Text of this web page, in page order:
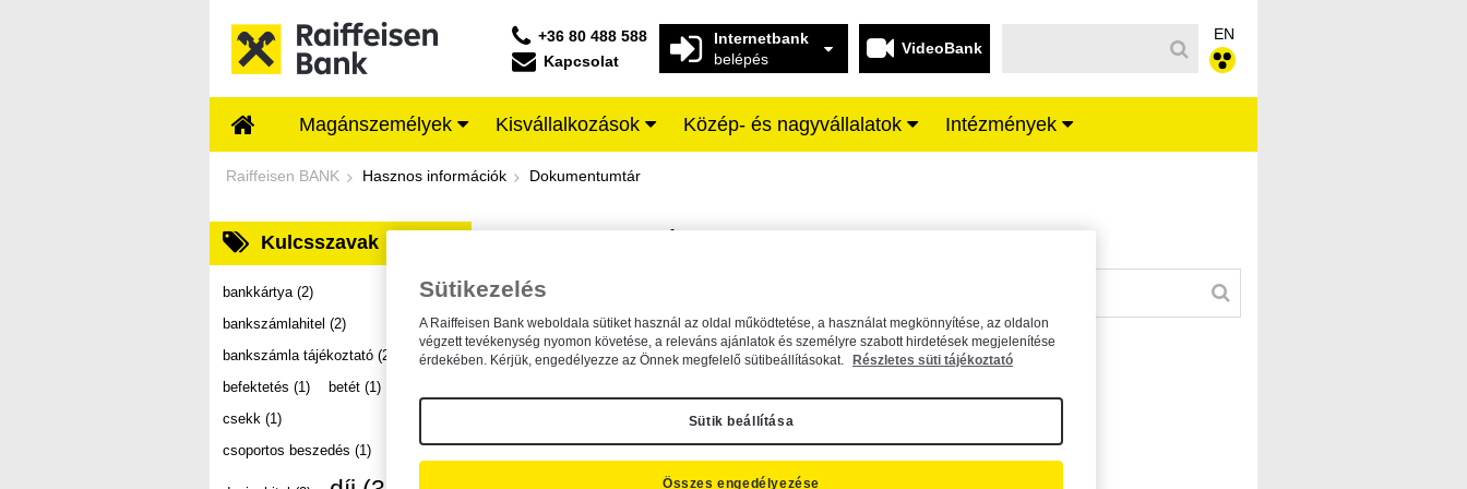
+36 80 488 588
Kapcsolat
Internetbank
belépés
VideoBank
EN
Magánszemélyek Kisvállalkozások Közép- és nagyvállalatok Intézmények
Dokumentumtár - Raiffeisen BANK
Raiffeisen BANK Hasznos információk Dokumentumtár
Kulcsszavak
bankkártya (2)
bankszámlahitel (2)
bankszámla tájékoztató (2)
befektetés (1) betét (1)
csekk (1)
csoportos beszedés (1)
A dokumentum kereséséhez kérjük, írja be a keresőszót a mezőbe.
Sütikezelés
A Raiffeisen Bank weboldala sütiket használ az oldal működtetése, a használat megkönnyítése, az oldalon
végzett tevékenység nyomon követése, a releváns ajánlatok és személyre szabott hirdetések megjelenítése
érdekében. Kérjük, engedélyezze az Önnek megfelelő sütibeállításokat.
Részletes süti tájékoztató
Sütik beállítása
Összes engedélyezése